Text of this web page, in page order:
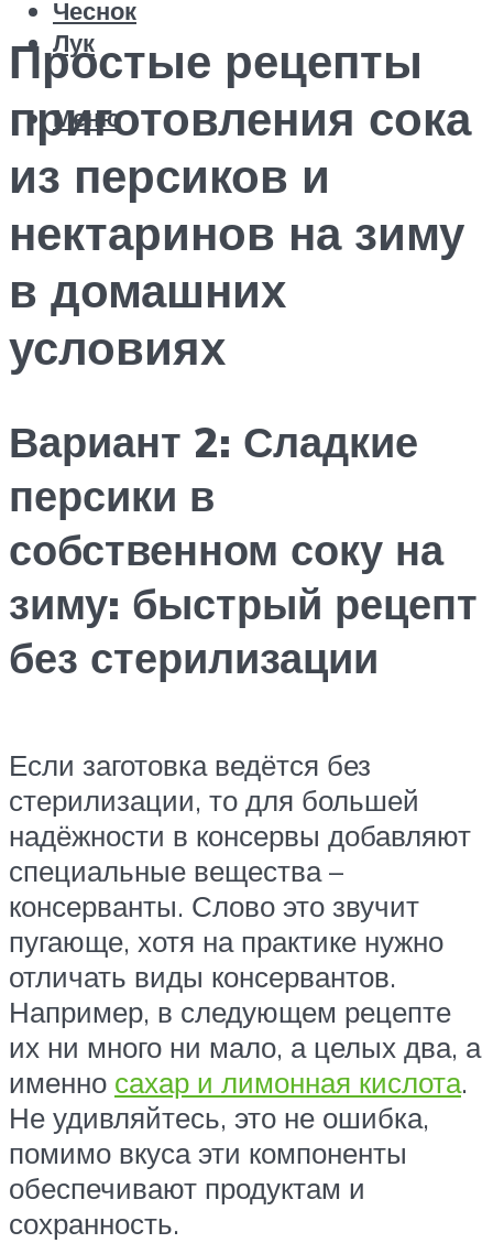
Чеснок
Лук
Меню
Простые рецепты
приготовления сока
из персиков и
нектаринов на зиму
в домашних
условиях
Вариант 2: Сладкие
персики в
собственном соку на
зиму: быстрый рецепт
без стерилизации
Если заготовка ведётся без
стерилизации, то для большей
надёжности в консервы добавляют
специальные вещества –
консерванты. Слово это звучит
пугающе, хотя на практике нужно
отличать виды консервантов.
Например, в следующем рецепте
их ни много ни мало, а целых два, а
именно сахар и лимонная кислота.
Не удивляйтесь, это не ошибка,
помимо вкуса эти компоненты
обеспечивают продуктам и
сохранность.